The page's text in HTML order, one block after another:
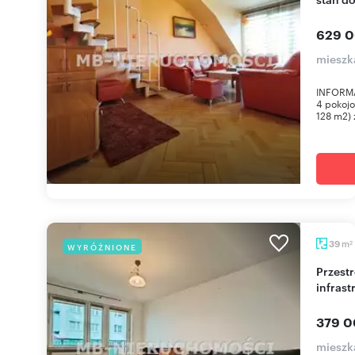
629
4
128
WYRÓŻNIONE 39 m2
Przestronne 2 pok. z balkonem, blisko
379